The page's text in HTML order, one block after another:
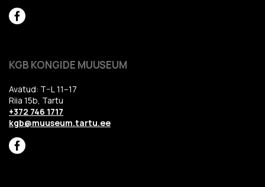
KGB KONGIDE MUUSEUM
Avatud: T–L 11–17
Riia 15b, Tartu
+372 746 1717
kgb@muuseum.tartu.ee